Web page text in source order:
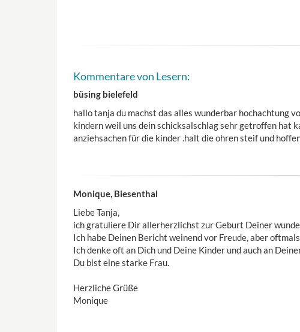
Kommentare von Lesern:
büsing bielefeld
hallo tanja du machst das alles wunderbar hochachtung
kindern weil uns dein schicksalschlag sehr getroffen hat
anziehsachen für die kinder .halt die ohren steif und
Monique, Biesenthal
Liebe Tanja,
ich gratuliere Dir allerherzlichst zur Geburt Deiner
Ich habe Deinen Bericht weinend vor Freude, aber
Ich denke oft an Dich und Deine Kinder und auch an
Du bist eine starke Frau.
Herzliche Grüße
Monique